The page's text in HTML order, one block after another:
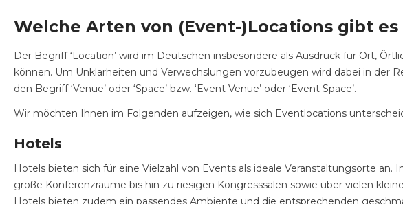
Welche Arten von (Event-)Locations gibt es
Der Begriff ‘Location’ wird im Deutschen insbesondere als Ausdruck für Ort,
können. Um Unklarheiten und Verwechslungen vorzubeugen wird dabei in der
den Begriff ‘Venue’ oder ‘Space’ bzw. ‘Event Venue’ oder ‘Event Space’.
Wir möchten Ihnen im Folgenden aufzeigen, wie sich Eventlocations
Hotels
Hotels bieten sich für eine Vielzahl von Events als ideale Veranstaltungsorte
große Konferenzräume bis hin zu riesigen Kongresssälen sowie über vielen
Hotels bieten zudem ein passendes Ambiente und die entsprechenden